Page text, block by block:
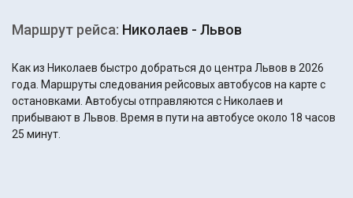
Маршрут рейса: Николаев - Львов
Как из Николаев быстро добраться до центра Львов в 2026
года. Маршруты следования рейсовых автобусов на карте с
остановками. Автобусы отправляются с Николаев и
прибывают в Львов. Время в пути на автобусе около 18 часов
25 минут.